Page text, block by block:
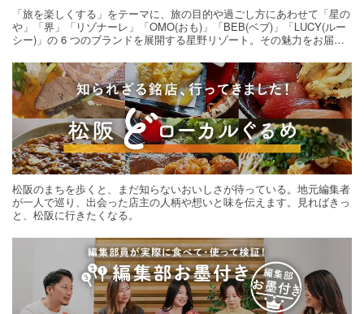
「旅を楽しくする」をテーマに、旅の目的や過ごし方にあわせて「星の
や」「界」「リゾナーレ」「OMO(おも)」「BEB(ベブ)」「LUCY(ルー
シー)」の 6 つのブランドを展開する星野リゾート。その魅力をお届け
松阪のまちを歩くと、まだ知らないおいしさが待っている。地元編集者
が一人で巡り、出会った店主の人柄や想いと味を伝えます。見ればきっ
と、松阪に行きたくなる。